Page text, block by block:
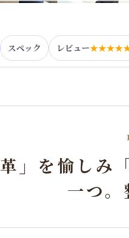
スペック レビュー
革」を愉しみ
一つ。